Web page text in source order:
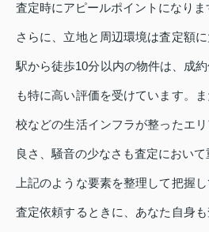
査定時にアピールポイントになりま
さらに、立地と周辺環境は査定額
駅から徒歩10分以内の物件は、成
も特に高い評価を受けています。
校などの生活インフラが整ったエ
良さ、騒音の少なさも査定において
上記のような要素を整理して把握
査定依頼するときに、あなた自身